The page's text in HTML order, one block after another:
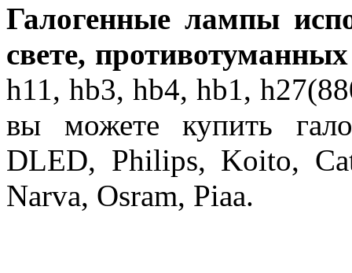
Галогенные лампы
свете,
h11, hb3, hb4, hb1,
вы можете купить
DLED, Philips, Koito,
Narva, Osram, Piaa.